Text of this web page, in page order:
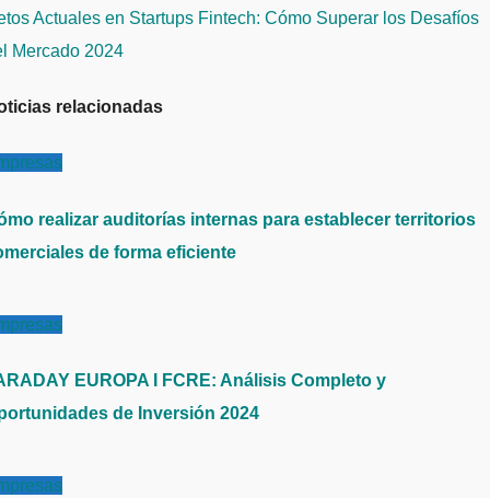
Actuales en Startups Fintech: Cómo Superar los Desafíos
Mercado 2024
relacionadas
realizar auditorías internas para establecer territorios
de forma eficiente
EUROPA I FCRE: Análisis Completo y
de Inversión 2024